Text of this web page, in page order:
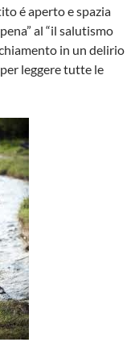
é aperto e spazia
al “il salutismo
in un delirio
leggere tutte le